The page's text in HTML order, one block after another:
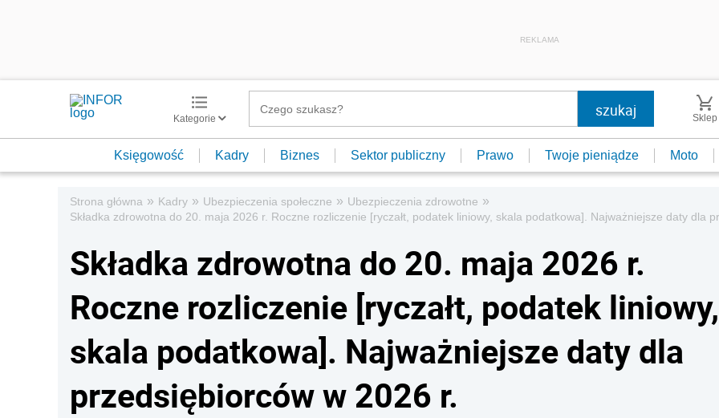
REKLAMA
Kategorie Sklep
Księgowość Kadry Biznes Sektor publiczny Prawo Twoje pieniądze Moto
Strona główna » Kadry » Ubezpieczenia społeczne » Ubezpieczenia zdrowotne »
Składka zdrowotna do 20. maja 2026 r. Roczne rozliczenie [ryczałt, podatek liniowy, skala podatkowa]. Najważniejsze daty dla
Składka zdrowotna do 20. maja 2026 r.
Roczne rozliczenie [ryczałt, podatek liniowy,
skala podatkowa]. Najważniejsze daty dla
przedsiębiorców w 2026 r.